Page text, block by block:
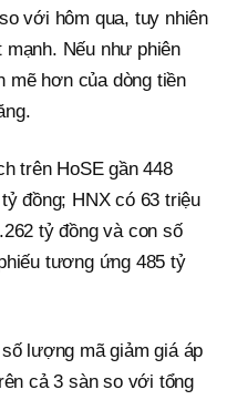
với hôm qua, tuy nhiên
Nếu như phiên
mẽ hơn của dòng tiền
trên HoSE gần 448
đồng; HNX có 63 triệu
tỷ đồng và con số
tương ứng 485 tỷ
lượng mã giảm giá áp
cả 3 sàn so với tổng